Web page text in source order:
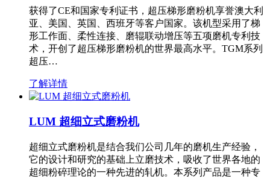
获得了CE和国家专利证书，超压梯形磨粉机享誉澳大利
亚、美国、英国、西班牙等客户国家。该机型采用了梯
形工作面、柔性连接、磨辊联动增压等五项磨机专利技
术，开创了超压梯形磨粉机的世界最高水平。TGM系列
超压…
了解详情
LUM 超细立式磨粉机
超细立式磨粉机是结合我们公司几年的磨机生产经验，
它的设计和研究的基础上立磨技术，吸收了世界各地的
超细粉碎理论的一种先进的轧机。本系列产品是一种专